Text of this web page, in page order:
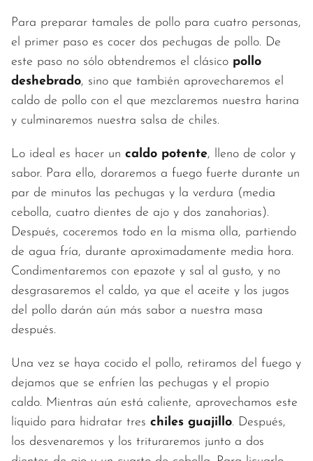
Para preparar tamales de pollo para cuatro personas,
el primer paso es cocer dos pechugas de pollo. De
este paso no sólo obtendremos el clásico pollo
deshebrado, sino que también aprovecharemos el
caldo de pollo con el que mezclaremos nuestra harina
y culminaremos nuestra salsa de chiles.
Lo ideal es hacer un caldo potente, lleno de color y
sabor. Para ello, doraremos a fuego fuerte durante un
par de minutos las pechugas y la verdura (media
cebolla, cuatro dientes de ajo y dos zanahorias).
Después, coceremos todo en la misma olla, partiendo
de agua fría, durante aproximadamente media hora.
Condimentaremos con epazote y sal al gusto, y no
desgrasaremos el caldo, ya que el aceite y los jugos
del pollo darán aún más sabor a nuestra masa
después.
Una vez se haya cocido el pollo, retiramos del fuego y
dejamos que se enfríen las pechugas y el propio
caldo. Mientras aún está caliente, aprovechamos este
líquido para hidratar tres chiles guajillo. Después,
los desvenaremos y los trituraremos junto a dos